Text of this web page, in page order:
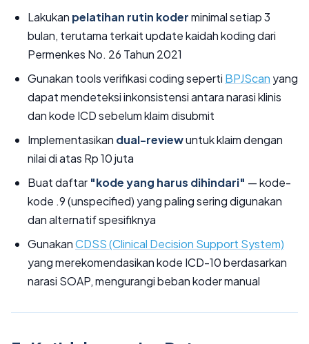
Lakukan pelatihan rutin koderminimal setiap 3
bulan, terutama terkait update kaidah koding dari
Permenkes No. 26 Tahun 2021
Gunakan tools verifikasi coding seperti BPJScan yang
dapat mendeteksi inkonsistensi antara narasi klinis
dan kode ICD sebelum klaim disubmit
Implementasikan dual-reviewuntuk klaim dengan
nilai di atas Rp 10 juta
Buat daftar "kode yang harus dihindari" — kode-
kode .9 (unspecified) yang paling sering digunakan
dan alternatif spesifiknya
GunakanCDSS (Clinical Decision Support System)
yang merekomendasikan kode ICD-10 berdasarkan
narasi SOAP, mengurangi beban koder manual